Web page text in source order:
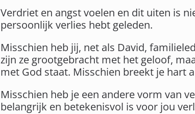
Verdriet en angst voelen en dit uiten is
persoonlijk verlies hebt geleden.
Misschien heb jij, net als David,
zijn ze grootgebracht met het geloof,
met God staat. Misschien breekt je hart
Misschien heb je een andere vorm van
belangrijk en betekenisvol is voor jou